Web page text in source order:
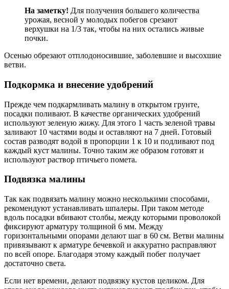
На заметку! Для получения большего количества
урожая, весной у молодых побегов срезают
верхушки на 1/3 так, чтобы на них остались живые
почки.
Осенью обрезают отплодоносившие, заболевшие и высохшие
ветви.
Подкормка и внесение удобрений
Прежде чем подкармливать малину в открытом грунте,
посадки поливают. В качестве органических удобрений
используют зеленую жижу. Для этого 1 часть зеленой травы
заливают 10 частями воды и оставляют на 7 дней. Готовый
состав разводят водой в пропорции 1 к 10 и подливают под
каждый куст малины. Точно таким же образом готовят и
используют раствор птичьего помета.
Подвязка малины
Так как подвязать малину можно несколькими способами,
рекомендуют устанавливать шпалеры. При таком методе
вдоль посадки вбивают столбы, между которыми проволокой
фиксируют арматуру толщиной 6 мм. Между
горизонтальными опорами делают шаг в 60 см. Ветви малины
привязывают к арматуре бечевкой и аккуратно расправляют
по всей опоре. Благодаря этому каждый побег получает
достаточно света.
Если нет времени, делают подвязку кустов целиком. Для